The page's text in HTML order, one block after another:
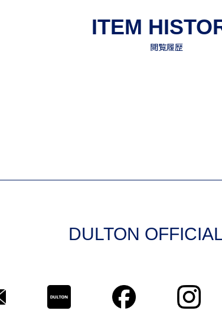
DULTON